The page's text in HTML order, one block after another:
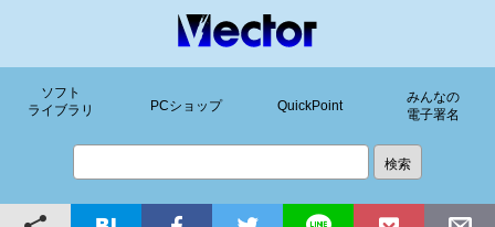
ソフト
ライブラリ
PCショップ QuickPoint
みんなの
電子署名